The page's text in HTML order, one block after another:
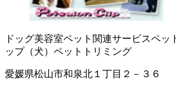
ドッグ美容室ペット関連サービスペッ
ップ（犬） ペットトリミング
愛媛県松山市和泉北１丁目２－３６